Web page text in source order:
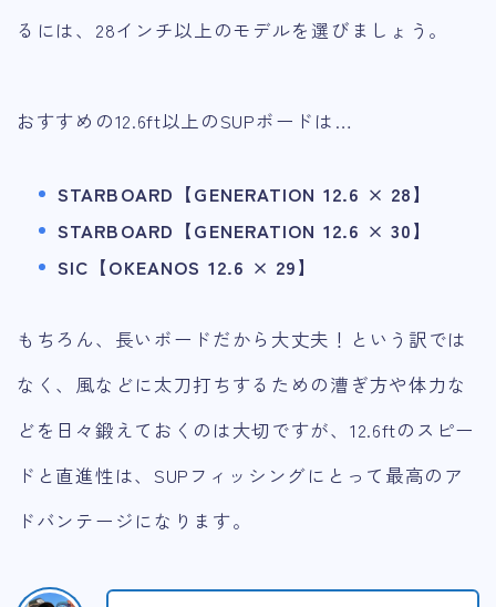
るには、28インチ以上のモデルを選びましょう。
おすすめの12.6ft以上のSUPボードは…
STARBOARD【GENERATION 12.6 × 28】
STARBOARD【GENERATION 12.6 × 30】
SIC【OKEANOS 12.6 × 29】
もちろん、長いボードだから大丈夫！という訳では
なく、風などに太刀打ちするための漕ぎ方や体力な
どを日々鍛えておくのは大切ですが、12.6ftのスピー
ドと直進性は、SUPフィッシングにとって最高のア
ドバンテージになります。